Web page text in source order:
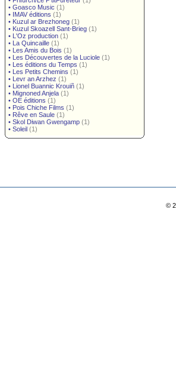
• Goasco Music (1)
• IMAV éditions (1)
• Kuzul ar Brezhoneg (1)
• Kuzul Skoazell Sant-Brieg (1)
• L'Oz production (1)
• La Quincaille (1)
• Les Amis du Bois (1)
• Les Découvertes de la Luciole (1)
• Les éditions du Temps (1)
• Les Petits Chemins (1)
• Levr an Arzhez (1)
• Lionel Buannic Krouiñ (1)
• Mignoned Anjela (1)
• OE éditions (1)
• Pois Chiche Films (1)
• Rêve en Saule (1)
• Skol Diwan Gwengamp (1)
• Soleil (1)
©